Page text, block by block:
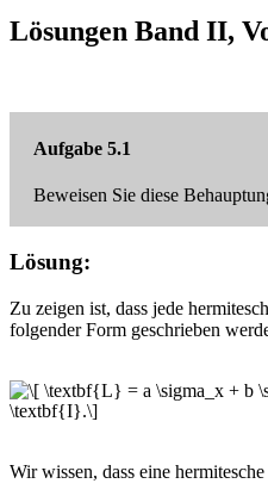
Lösungen Band II,
Aufgabe 5.1
Beweisen Sie diese
Lösung:
Zu zeigen ist, dass jede
folgender Form geschrieben
Wir wissen, dass eine